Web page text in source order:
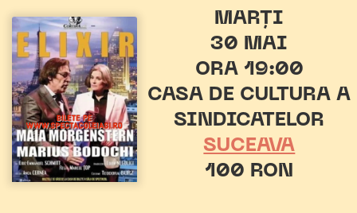
MARȚI
30 MAI
ORA 19:00
CASA DE CULTURA A
SINDICATELOR
SUCEAVA
100 RON